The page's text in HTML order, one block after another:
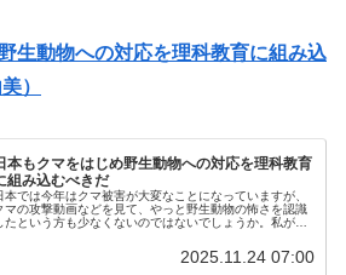
生動物への対応を理科教育に組み込
）
本もクマをはじめ野生動物への対応を理科教育
組み込むべきだ
本では今年はクマ被害が大変なことになっていますが、
マの攻撃動画などを見て、やっと野生動物の怖さを認識
たという方も少なくないのではないでしょうか。私がこ
野生動物に対する態度の違いです。...2025.11.24 07:00